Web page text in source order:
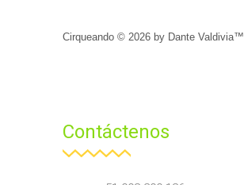
Cirqueando © 2026 by Dante Valdivia™
Contáctenos